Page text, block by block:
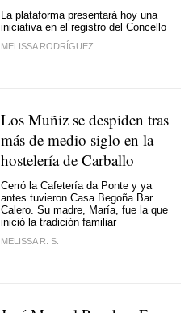
La plataforma presentará hoy una
iniciativa en el registro del Concello
MELISSA RODRÍGUEZ
Los Muñiz se despiden tras
más de medio siglo en la
hostelería de Carballo
Cerró la Cafetería da Ponte y ya
antes tuvieron Casa Begoña Bar
Calero. Su madre, María, fue la que
inició la tradición familiar
MELISSA R. S.